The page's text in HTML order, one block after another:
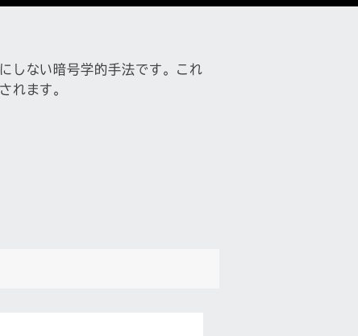
しない暗号学的手法です。これ
れます。